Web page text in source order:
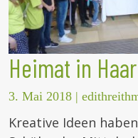
Heimat in Haar
3. Mai 2018 |
Kreative Ideen